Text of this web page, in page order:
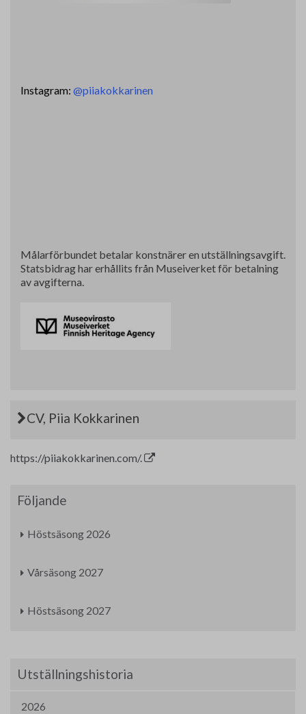
Instagram: @piiakokkarinen
Målarförbundet betalar konstnärer en utställningsavgift.
Statsbidrag har erhållits från Museiverket för betalning
av avgifterna.
CV, Piia Kokkarinen
https://piiakokkarinen.com/.
Följande
Höstsäsong 2026
Vårsäsong 2027
Höstsäsong 2027
Utställningshistoria
2026